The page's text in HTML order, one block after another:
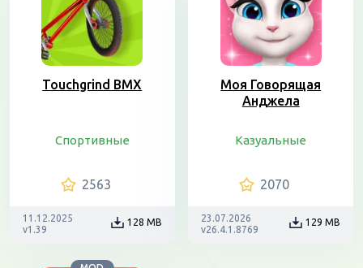
Touchgrind BMX
Спортивные
2563
11.12.2025
v1.39
128 MB
Моя Говорящая
Анджела
Казуальные
2070
23.07.2026
v26.4.1.8769
129 MB